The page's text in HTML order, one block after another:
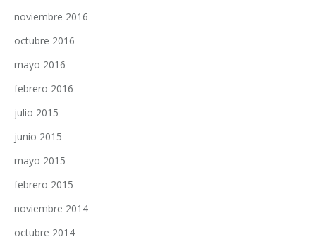
noviembre 2016
octubre 2016
mayo 2016
febrero 2016
julio 2015
junio 2015
mayo 2015
febrero 2015
noviembre 2014
octubre 2014